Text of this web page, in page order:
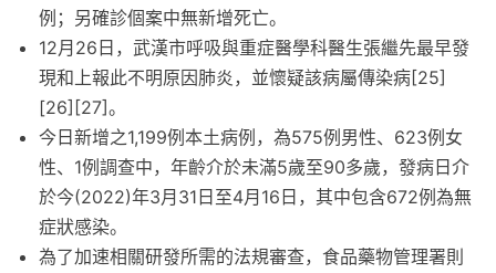
例；另確診個案中無新增死亡。
12月26日，武漢市呼吸與重症醫學科醫生張繼先最早發
現和上報此不明原因肺炎，並懷疑該病屬傳染病[25]
[26][27]。
今日新增之1,199例本土病例，為575例男性、623例女
性、1例調查中，年齡介於未滿5歲至90多歲，發病日介
於今(2022)年3月31日至4月16日，其中包含672例為無
症狀感染。
為了加速相關研發所需的法規審查，食品藥物管理署則